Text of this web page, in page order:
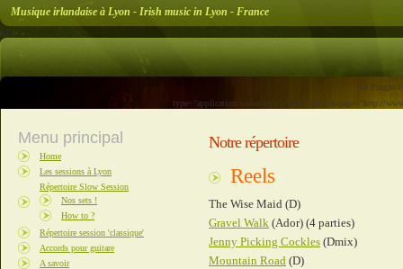
Musique irlandaise à Lyon - Irish music in Lyon - France
ici 1
Le Plugin
type="application/x-shockwave-flash" pluginspage="http://
Menu principal
Home
Les sessions à Lyon
Répertoire Slow Session
Nos sets !
How to ?
Répertoire session 'classique'
Accords pour guitare
A savoir
Notre répertoire
Reels
The Wise Maid (D)
Gravel Walk (Ador) (4 parties)
Jenny Picking Cockles (Dmix)
Mountain Road (D)